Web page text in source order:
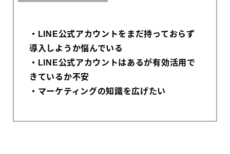
・LINE公式アカウントをまだ持っておらず
導入しようか悩んでいる
・LINE公式アカウントはあるが有効活用で
きているか不安
・マーケティングの知識を広げたい